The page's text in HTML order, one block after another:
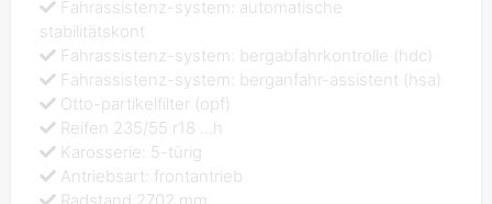
Fahrassistenz-system: automatische
stabilitätskont
Fahrassistenz-system: bergabfahrkontrolle (hdc)
Fahrassistenz-system: berganfahr-assistent (hsa)
Otto-partikelfilter (opf)
Reifen 235/55 r18 ...h
Karosserie: 5-türig
Antriebsart: frontantrieb